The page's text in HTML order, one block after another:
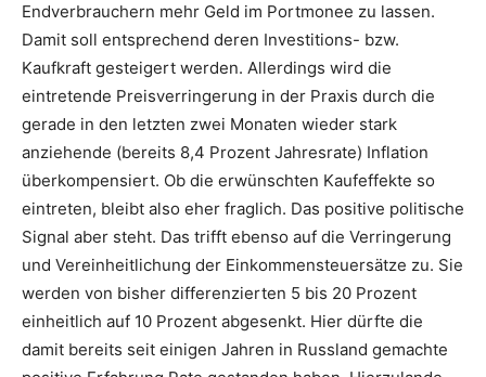
Endverbrauchern mehr Geld im Portmonee zu lassen.
Damit soll entsprechend deren Investitions- bzw.
Kaufkraft gesteigert werden. Allerdings wird die
eintretende Preisverringerung in der Praxis durch die
gerade in den letzten zwei Monaten wieder stark
anziehende (bereits 8,4 Prozent Jahresrate) Inflation
überkompensiert. Ob die erwünschten Kaufeffekte so
eintreten, bleibt also eher fraglich. Das positive politische
Signal aber steht. Das trifft ebenso auf die Verringerung
und Vereinheitlichung der Einkommensteuersätze zu. Sie
werden von bisher differenzierten 5 bis 20 Prozent
einheitlich auf 10 Prozent abgesenkt. Hier dürfte die
damit bereits seit einigen Jahren in Russland gemachte